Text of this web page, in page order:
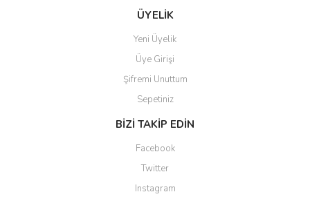
Gönder
ÜYELİK
Yeni Üyelik
Üye Girişi
Şifremi Unuttum
Sepetiniz
BİZİ TAKİP EDİN
Facebook
Twitter
Instagram